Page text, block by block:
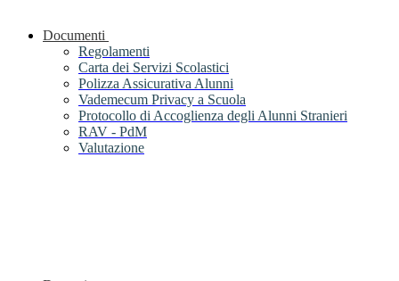
Documenti
Regolamenti
Carta dei Servizi Scolastici
Polizza Assicurativa Alunni
Vademecum Privacy a Scuola
Protocollo di Accoglienza degli Alunni Stranieri
RAV - PdM
Valutazione